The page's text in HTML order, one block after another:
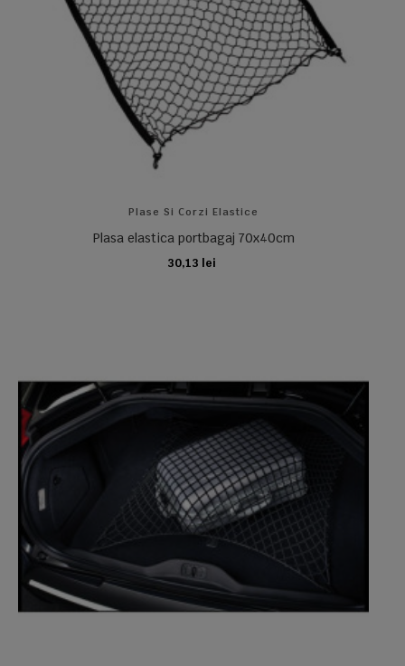
Plase Si Corzi Elastice
Plasa elastica portbagaj 70x40cm
30,13 lei
ADAUGA IN COS